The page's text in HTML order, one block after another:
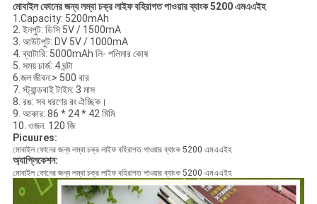
মোবাইল ফোনের জন্য লম্বা চক্র লাইফ বহিরাগত পাওয়ার ব্যাংক 5200 এমএএইহ
1.Capacity: 5200mAh
2. ইনপুট: ডিসি 5V / 1500mA
3. আউটপুট: DV 5V / 1000mA
4. ব্যাটারি: 5000mAh লি- পলিমার কোষ
5. সময় চার্জ: 4 ঘন্টা
6.জল জীবন:> 500 বার
7. স্ট্যান্ডবাই টাইম: 3 মাস
8. রঙ: সব ধরণের রং ঐচ্ছিক।
9. আকার: 86 * 24 * 42 মিমি
10. ওজন: 120 জি
Picuures:
মোবাইল ফোনের জন্য লম্বা চক্র লাইফ বহিরাগত পাওয়ার ব্যাংক 5200 এমএএইহ
অ্যাপ্লিকেশন:
মোবাইল ফোনের জন্য লম্বা চক্র লাইফ বহিরাগত পাওয়ার ব্যাংক 5200 এমএএইহ